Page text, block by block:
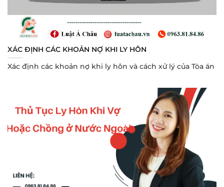
XÁC ĐỊNH CÁC KHOẢN NỢ KHI LY HÔN
Xác định các khoản nợ khi ly hôn và cách xử lý của Tòa án